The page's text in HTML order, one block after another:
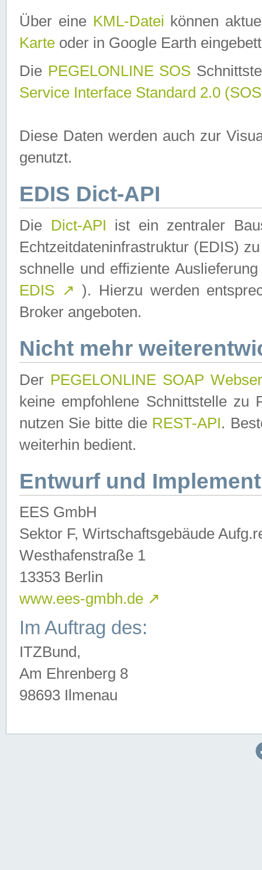
Über eine KML-Datei können
Karte oder in Google Earth
Die PEGELONLINE SOS
Service Interface Standard 2.0
Diese Daten werden auch zur
genutzt.
EDIS Dict-API
Die Dict-API ist ein zentraler
Echtzeitdateninfrastruktur (EDIS)
schnelle und effiziente
EDIS ↗ ). Hierzu werden
Broker angeboten.
Nicht mehr
Der PEGELONLINE SOAP
keine empfohlene Schnittstelle zu
nutzen Sie bitte die REST-API.
weiterhin bedient.
Entwurf und
EES GmbH
Sektor F, Wirtschaftsgebäude
Westhafenstraße 1
13353 Berlin
www.ees-gmbh.de ↗
Im Auftrag des:
ITZBund,
Am Ehrenberg 8
98693 Ilmenau